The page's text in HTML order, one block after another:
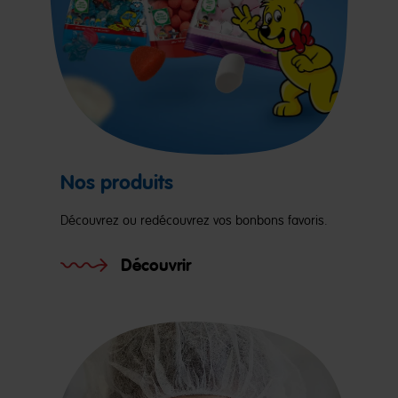
Nos produits
Découvrez ou redécouvrez vos bonbons favoris.
Découvrir